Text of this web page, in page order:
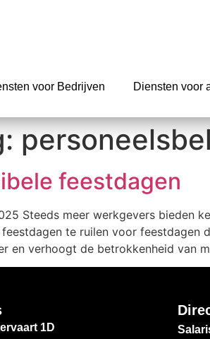
voor Bedrijven Diensten voor
feestdagen
Steeds meer werkgevers bieden
te ruilen voor feestdagen
en verhoogt de betrokkenheid van
1D